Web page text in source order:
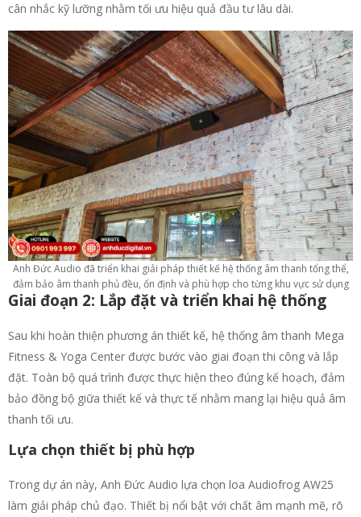
cân nhắc kỹ lưỡng nhằm tối ưu hiệu quả đầu tư lâu dài.
Anh Đức Audio đã triển khai giải pháp thiết kế hệ thống âm thanh tổng thể,
đảm bảo âm thanh phủ đều, ổn định và phù hợp cho từng khu vực sử dụng
Giai đoạn 2: Lắp đặt và triển khai hệ thống
Sau khi hoàn thiện phương án thiết kế, hệ thống âm thanh Mega
Fitness & Yoga Center được bước vào giai đoạn thi công và lắp
đặt. Toàn bộ quá trình được thực hiện theo đúng kế hoạch, đảm
bảo đồng bộ giữa thiết kế và thực tế nhằm mang lại hiệu quả âm
thanh tối ưu.
Lựa chọn thiết bị phù hợp
Trong dự án này, Anh Đức Audio lựa chọn loa Audiofrog AW25
làm giải pháp chủ đạo. Thiết bị nổi bật với chất âm mạnh mẽ, rõ